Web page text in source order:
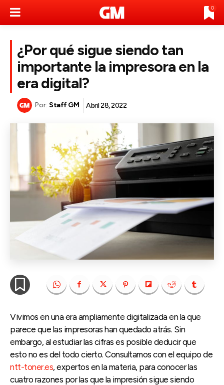
0
¿Por qué sigue siendo tan
importante la impresora en la
era digital?
Por: Staff GM Abril 28, 2022
Vivimos en una era ampliamente digitalizada en la que
parece que las impresoras han quedado atrás. Sin
embargo, al estudiar las cifras es posible deducir que
esto no es del todo cierto. Consultamos con el equipo de
ntt-toner.es, expertos en la materia, para conocer las
cuatro razones por las que la impresión sigue siendo